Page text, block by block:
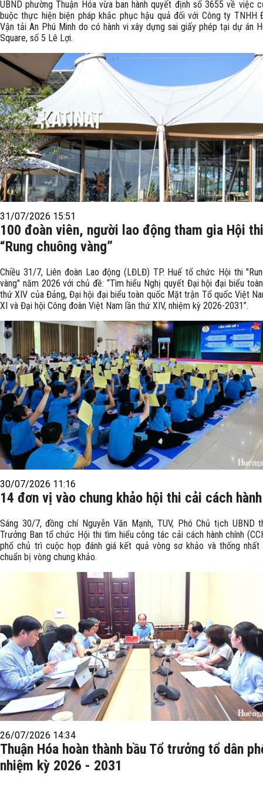
UBND phường Thuận Hóa vừa ban hành quyết định số 3655 về việc
buộc thực hiện biện pháp khắc phục hậu quả đối với Công ty TNHH
Vận tải An Phú Minh do có hành vi xây dựng sai giấy phép tại dự án
Square, số 5 Lê Lợi.
31/07/2026 15:51
100 đoàn viên, người lao động tham gia Hội thi
“Rung chuông vàng”
Chiều 31/7, Liên đoàn Lao động (LĐLĐ) TP. Huế tổ chức Hội thi
vàng" năm 2026 với chủ đề: “Tìm hiểu Nghị quyết Đại hội đại biểu
thứ XIV của Đảng, Đại hội đại biểu toàn quốc Mặt trận Tổ quốc Việt
XI và Đại hội Công đoàn Việt Nam lần thứ XIV, nhiệm kỳ 2026-2031”.
30/07/2026 11:16
14 đơn vị vào chung khảo hội thi cải cách
Sáng 30/7, đồng chí Nguyễn Văn Mạnh, TUV, Phó Chủ tịch UBND
Trưởng Ban tổ chức Hội thi tìm hiểu công tác cải cách hành chính
phố chủ trì cuộc họp đánh giá kết quả vòng sơ khảo và thống
chuẩn bị vòng chung khảo.
26/07/2026 14:34
Thuận Hóa hoàn thành bầu Tổ trưởng tổ dân
nhiệm kỳ 2026 - 2031